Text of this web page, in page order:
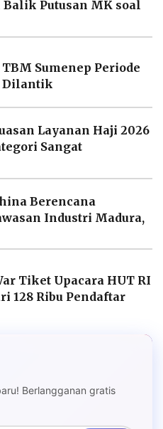
Balik Putusan MK soal
Sumenep Periode
Dilantik
Layanan Haji 2026
Sangat
Berencana
Industri Madura,
Tiket Upacara HUT RI
128 Ribu Pendaftar
Berlangganan gratis